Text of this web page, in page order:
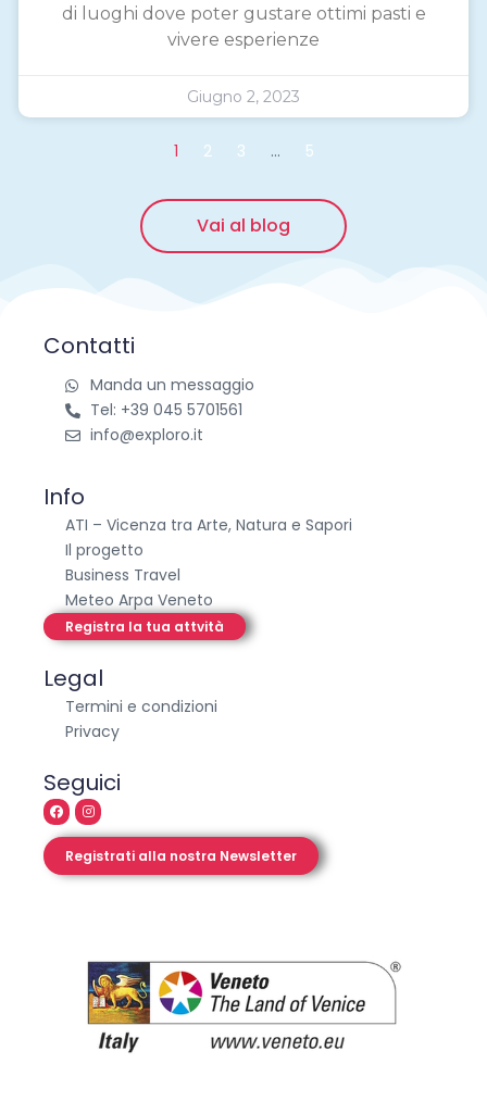
di luoghi dove poter gustare ottimi pasti e
vivere esperienze
Giugno 2, 2023
1 2 3 … 5
Vai al blog
Contatti
Manda un messaggio
Tel: +39 045 5701561
info@exploro.it
Info
ATI – Vicenza tra Arte, Natura e Sapori
Il progetto
Business Travel
Meteo Arpa Veneto
Registra la tua attvità
Legal
Termini e condizioni
Privacy
Seguici
Registrati alla nostra Newsletter